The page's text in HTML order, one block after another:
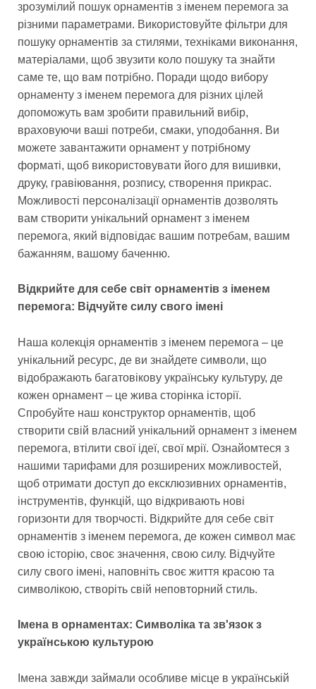
зрозумілий пошук орнаментів з іменем перемога за
різними параметрами. Використовуйте фільтри для
пошуку орнаментів за стилями, техніками виконання,
матеріалами, щоб звузити коло пошуку та знайти
саме те, що вам потрібно. Поради щодо вибору
орнаменту з іменем перемога для різних цілей
допоможуть вам зробити правильний вибір,
враховуючи ваші потреби, смаки, уподобання. Ви
можете завантажити орнамент у потрібному
форматі, щоб використовувати його для вишивки,
друку, гравіювання, розпису, створення прикрас.
Можливості персоналізації орнаментів дозволять
вам створити унікальний орнамент з іменем
перемога, який відповідає вашим потребам, вашим
бажанням, вашому баченню.
Відкрийте для себе світ орнаментів з іменем
перемога: Відчуйте силу свого імені
Наша колекція орнаментів з іменем перемога – це
унікальний ресурс, де ви знайдете символи, що
відображають багатовікову українську культуру, де
кожен орнамент – це жива сторінка історії.
Спробуйте наш конструктор орнаментів, щоб
створити свій власний унікальний орнамент з іменем
перемога, втілити свої ідеї, свої мрії. Ознайомтеся з
нашими тарифами для розширених можливостей,
щоб отримати доступ до ексклюзивних орнаментів,
інструментів, функцій, що відкривають нові
горизонти для творчості. Відкрийте для себе світ
орнаментів з іменем перемога, де кожен символ має
свою історію, своє значення, свою силу. Відчуйте
силу свого імені, наповніть своє життя красою та
символікою, створіть свій неповторний стиль.
Імена в орнаментах: Символіка та зв'язок з
українською культурою
Імена завжди займали особливе місце в українській